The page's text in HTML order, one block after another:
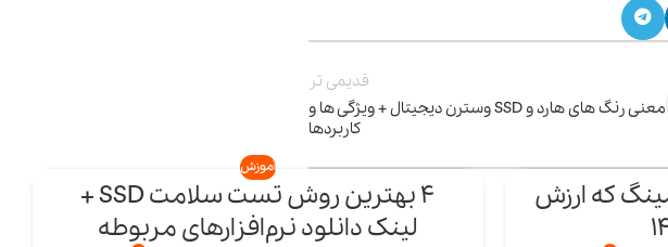
قدیمی تر
معنی رنگ های هارد و SSD وسترن دیجیتال + ویژگی ها و
کاربردها
که ارزش
آموزش
4 بهترین روش تست سلامت SSD +
لینک دانلود نرم‌افزارهای مربوطه